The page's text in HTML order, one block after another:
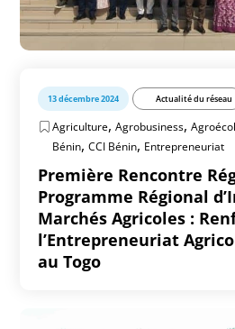
13 décembre 2024 Actualité du réseau
Agriculture,Agrobusiness,
Bénin,CCI Bénin, Entrepreneuriat
Première Rencontre
Programme Régional
Marchés Agricoles :
l’Entrepreneuriat
au Togo